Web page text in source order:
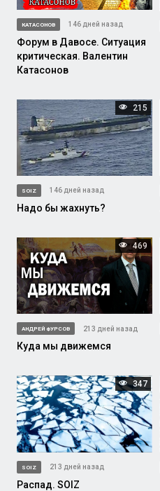
КАТАСОНОВ 146 дней назад
Форум в Давосе. Ситуация
критическая. Валентин
Катасонов
215
SOIZ 146 дней назад
Надо бы жахнуть?
469
АНДРЕЙ ФУРСОВ 213 дней назад
Куда мы движемся
347
SOIZ 213 дней назад
Распад. SOIZ